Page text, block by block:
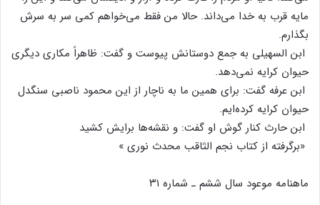
مایه‌ قرب‌ به‌ خدا می‌داند. حالا من‌ فقط‌ می‌خواهم‌ کمی‌ سر به‌ سرش‌
بگذارم‌.
ابن‌ السهیلی‌ به‌ جمع‌ دوستانش‌ پیوست‌ و گفت‌: ظاهراً مکاری‌ دیگری‌
حیوان‌ کرایه‌ نمی‌دهد.
ابن‌ عرفه‌ گفت‌: برای‌ همین‌ ما به‌ ناچار از این‌ محمود ناصبی‌ سنگدل‌
حیوان‌ کرایه‌ کرده‌ایم‌.
ابن‌ حارث‌ کنار گوش‌ او گفت‌: و نقشه‌ها برایش‌ کشید
«برگرفته‌ از کتاب‌ نجم‌ الثاقب‌ محدث‌ نوری‌ »
ماهنامه موعود سال ششم ـ شماره ۳۱